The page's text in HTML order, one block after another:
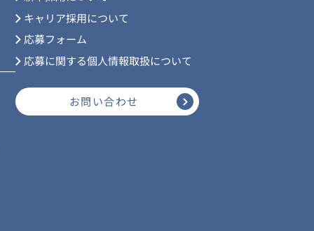
キャリア採用について
応募フォーム
応募に関する個人情報取扱について
お問い合わせ